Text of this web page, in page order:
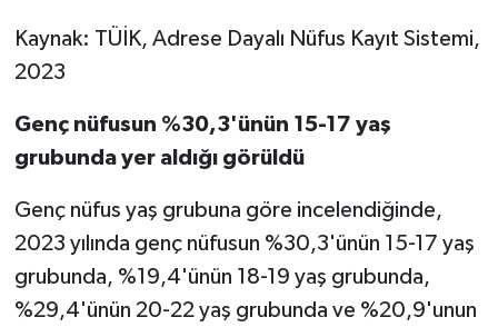
Kaynak: TÜİK, Adrese Dayalı Nüfus Kayıt Sistemi,
2023
Genç nüfusun %30,3'ünün 15-17 yaş
grubunda yer aldığı görüldü
Genç nüfus yaş grubuna göre incelendiğinde,
2023 yılında genç nüfusun %30,3'ünün 15-17 yaş
grubunda, %19,4'ünün 18-19 yaş grubunda,
%29,4'ünün 20-22 yaş grubunda ve %20,9'unun